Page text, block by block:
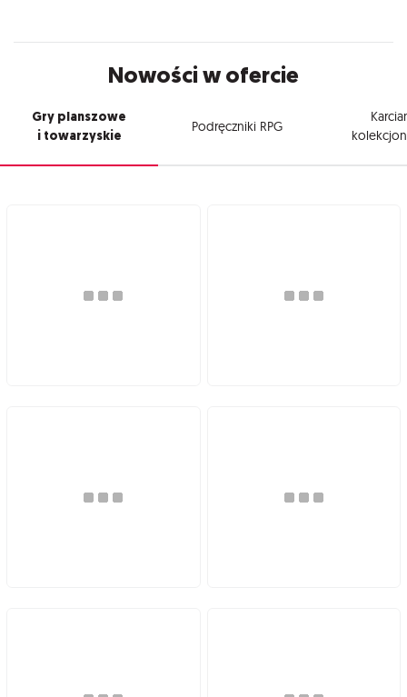
Nowości w ofercie
Gry planszowe
i towarzyskie
Podręczniki RPG